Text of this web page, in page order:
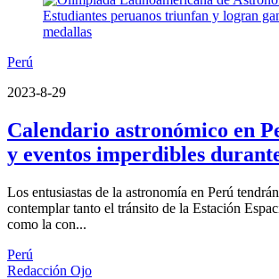
Perú
2023-8-29
Calendario astronómico en
y eventos imperdibles
Los entusiastas de la astronomía en Perú
contemplar tanto el tránsito de la Estación
como la con...
Perú
Redacción Ojo